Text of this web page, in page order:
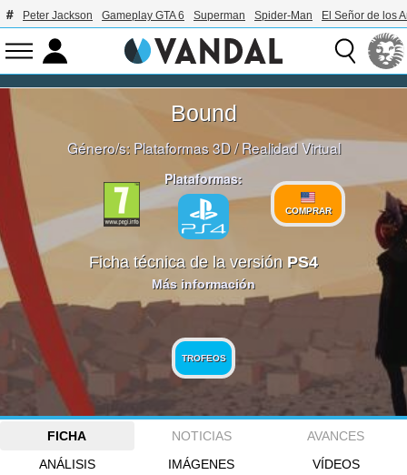
Peter Jackson Gameplay GTA 6 Superman Spider-Man El Señor de los
Bound
Género/s: Plataformas 3D/Realidad Virtual
Plataformas:
COMPRAR
Ficha técnica de la versión PS4
Más información
TROFEOS
FICHA NOTICIAS
AVANCES
ANÁLISIS
IMÁGENES VÍDEOS